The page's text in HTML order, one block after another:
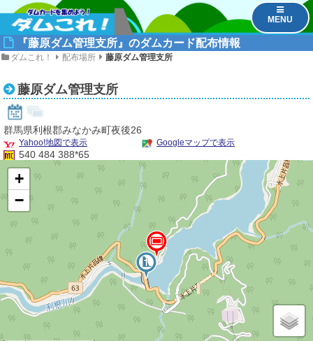
MENU
『藤原ダム管理支所』のダムカード配布情報
ダムこれ！ 配布場所 藤原ダム管理支所
藤原ダム管理支所
群馬県利根郡みなかみ町夜後26
Yahoo!地図で表示 Googleマップで表示
540 484 388*65
1
+
−